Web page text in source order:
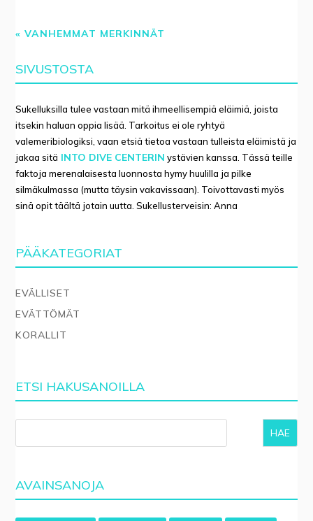
« VANHEMMAT MERKINNÄT
SIVUSTOSTA
Sukelluksilla tulee vastaan mitä ihmeellisempiä eläimiä, joista
itsekin haluan oppia lisää. Tarkoitus ei ole ryhtyä
valemeribiologiksi, vaan etsiä tietoa vastaan tulleista eläimistä ja
jakaa sitä INTO DIVE CENTERIN ystävien kanssa. Tässä teille
faktoja merenalaisesta luonnosta hymy huulilla ja pilke
silmäkulmassa (mutta täysin vakavissaan). Toivottavasti myös
sinä opit täältä jotain uutta. Sukellusterveisin: Anna
PÄÄKATEGORIAT
EVÄLLISET
EVÄTTÖMÄT
KORALLIT
ETSI HAKUSANOILLA
HAE
AVAINSANOJA